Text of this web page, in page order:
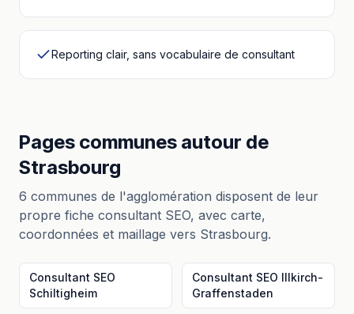
Reporting clair, sans vocabulaire de consultant
Pages communes autour de
Strasbourg
6 communes de l'agglomération disposent de leur
propre fiche consultant SEO, avec carte,
coordonnées et maillage vers Strasbourg.
Consultant SEO
Schiltigheim
Consultant SEO Illkirch-
Graffenstaden